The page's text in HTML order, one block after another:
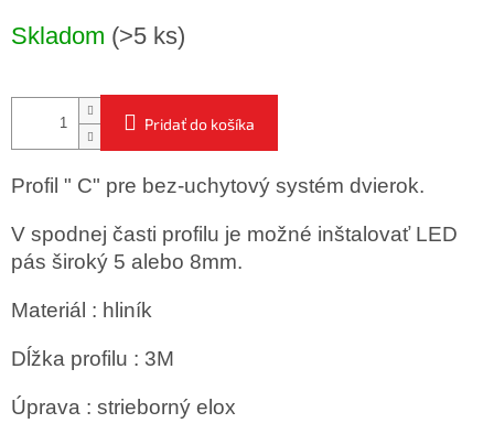
cena:
Skladom (>5 ks)
Pridať do košíka
Profil " C" pre bez-uchytový systém dvierok.
V spodnej časti profilu je možné inštalovať LED
pás široký 5 alebo 8mm.
Materiál : hliník
Dĺžka profilu : 3M
Úprava : strieborný elox